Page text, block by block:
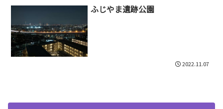
ふじやま遺跡公園
2022.11.07